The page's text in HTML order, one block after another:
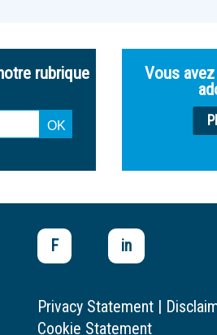
rubrique
Vous
F in
Privacy Statement |
Cookie Statement